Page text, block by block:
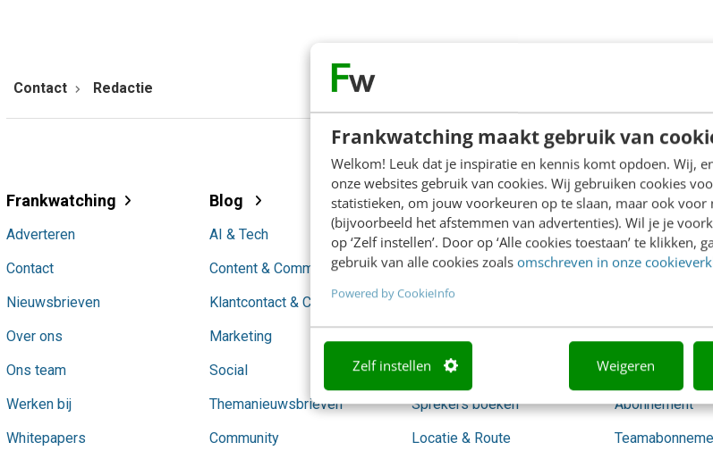
Frankwatching maakt gebruik van
Welkom! Leuk dat je inspiratie en kennis komt opdoen. Wij,
onze websites gebruik van cookies. Wij gebruiken cookies
statistieken, om jouw voorkeuren op te slaan, maar ook voor
(bijvoorbeeld het afstemmen van advertenties). Wil je je
op ‘Zelf instellen’. Door op ‘Alle cookies toestaan’ te klikken,
gebruik van alle cookies zoals omschreven in onze
Powered by CookieInfo
Zelf instellen Weigeren
Contact Redactie
Frankwatching
Adverteren
Contact
Nieuwsbrieven
Over ons
Ons team
Werken bij
Whitepapers
Blog
AI & Tech
Content & Communicatie
Klantcontact & CX
Marketing
Social
Themanieuwsbrieven
Community
Academy
Agenda
Mastercourses
Trainingen
Incompany
Sprekers boeken
Locatie & Route
Video
AI
Content &
Social media
Abonnement